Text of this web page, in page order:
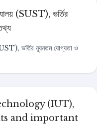
(SUST), ভর্তির
ভর্তির ন্যূনতম যোগ্যতা ও
(IUT),
and important